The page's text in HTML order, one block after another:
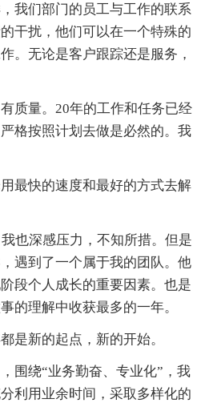
们部门的员工与工作的联系
干扰，他们可以在一个特殊的
。无论是客户跟踪还是服务，
量。20年的工作和任务已经
格按照计划去做是必然的。我
快的速度和最好的方式去解
深感压力，不知所措。但是
遇到了一个属于我的团队。他
段个人成长的重要因素。也是
的理解中收获最多的一年。
新的起点，新的开始。
绕“业务勤奋、专业化”，我
利用业余时间，采取多样化的